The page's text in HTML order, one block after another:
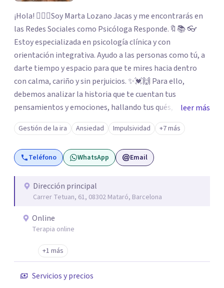
¡Hola! 🙋🏼‍♀️Soy Marta Lozano Jacas y me encontrarás en
las Redes Sociales como Psicóloga Responde.🔖📚 👓
Estoy especializada en psicología clínica y con
orientación integrativa. Ayudo a las personas como tú, a
darte tiempo y espacio para que te mires hacia dentro
con calma, cariño y sin perjuicios. ✨💓🙌 Para ello,
debemos analizar la historia que te cuentan tus
pensamientos y emociones, hallando tus qués, tus
cómos, tus porqués, tus cuándos y tus dóndes a lo largo
de tu vida. Así, podrás desenredar el lío que es vivir, podrás
aceptar quien eres: un ser humano que siente, que piensa
y que hace; un ser que se contradice, que tiene dudas y que
leer más
Gestión de la ira Ansiedad Impulsividad +7 más
Teléfono WhatsApp Email
Dirección principal
Carrer Tetuan, 61, 08302 Mataró, Barcelona
Online
Terapia online
+1 más
Servicios y precios